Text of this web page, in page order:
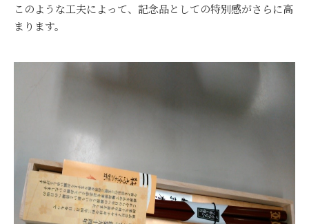
このような工夫によって、記念品としての特別感がさらに高
まります。